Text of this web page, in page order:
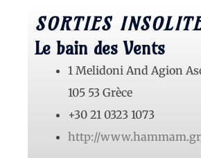
SORTIES
Le bain des Vents
1 Melidoni And Agion
105 53 Grèce
+30 21 0323 1073
http://